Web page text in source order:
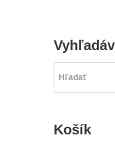
Košík